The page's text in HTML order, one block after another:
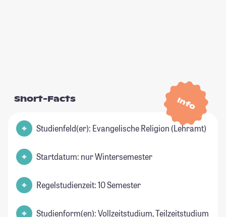
Info
Short-Facts
Studienfeld(er): Evangelische Religion (Lehramt)
Startdatum: nur Wintersemester
Regelstudienzeit: 10 Semester
Studienform(en): Vollzeitstudium, Teilzeitstudium